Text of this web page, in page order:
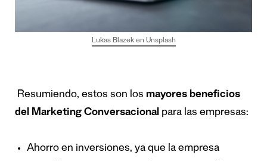
Lukas Blazek en Unsplash
Resumiendo, estos son los mayores beneficios
del Marketing Conversacional para las empresas:
Ahorro en inversiones, ya que la empresa